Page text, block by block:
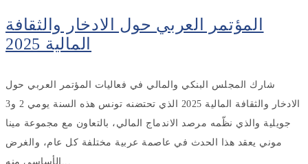
المؤتمر العربي حول الادخار والثقافة
المالية 2025
شارك المجلس البنكي والمالي في فعاليات المؤتمر العربي حول
الادخار والثقافة المالية 2025 الذي تحتضنه تونس هذه السنة يومي 2 و3
جويلية والذي نظّمه مرصد الاندماج المالي، بالتعاون مع مجموعة مينا
موني يعقد هذا الحدث في عاصمة عربية مختلفة كل عام، والغرض